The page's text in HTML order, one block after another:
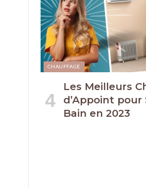
CHAUFFAGE
Les Meilleurs
d’Appoint pour
Bain en 2023